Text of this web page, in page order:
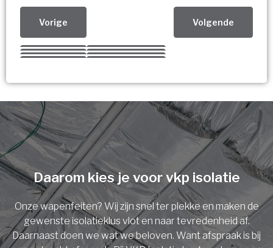
Vorige Volgende
Kies uw Isolatiemaatregel
Meerdere keuzes mogelijk
Isolatiemaatregel
Spouwisolatie
Vloerisolatie
Dakisolatie
Vorige Volgende
U komt in aanmerking voor
subsidie!
Vul uw gegevens in en ontvang nu direct uw
berekening per mail.
Voornaam
Daarom kies je voor vkp isolatie
Onze wapenfeiten? Wij zijn snel ter plekke en maken de
gewenste isolatieklus vlot en naar tevredenheid af.
Daarnaast doen we wat we beloven. Want afspraak is bij